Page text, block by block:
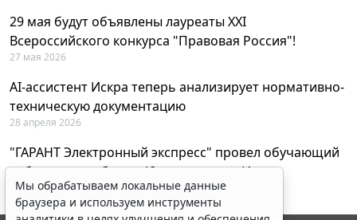
29 мая будут объявлены лауреаты XXI
Всероссийского конкурса "Правовая Россия"!
27 мая 2026
AI-ассистент Искра теперь анализирует нормативно-
техническую документацию
28 апреля 2026
"ГАРАНТ Электронный экспресс" провел обучающий
вебинар по работе с AI-ассистентом Искра
23 апреля 2026
Мы обрабатываем локальные данные
браузера и используем инструменты